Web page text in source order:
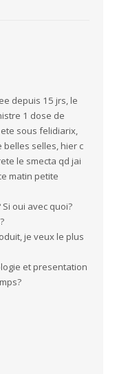
depuis 15 jrs, le
1 dose de
sous felidiarix,
belles selles, hier c
le smecta qd jai
matin petite
oui avec quoi?
je veux le plus
et presentation